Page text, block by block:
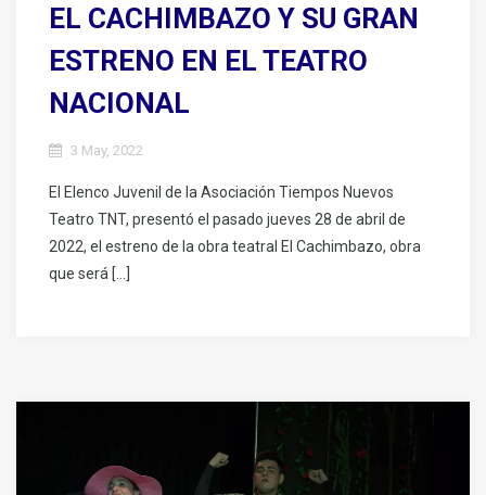
EL CACHIMBAZO Y SU GRAN
ESTRENO EN EL TEATRO
NACIONAL
3 May, 2022
El Elenco Juvenil de la Asociación Tiempos Nuevos
Teatro TNT, presentó el pasado jueves 28 de abril de
2022, el estreno de la obra teatral El Cachimbazo, obra
que será […]